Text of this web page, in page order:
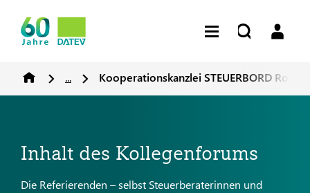
... Kooperationskanzlei STEUERBORD
Inhalt des Kollegenforums
Die Referierenden – selbst Steuerberaterinnen und